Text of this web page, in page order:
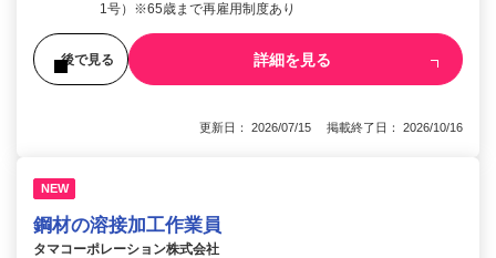
1号）※65歳まで再雇用制度あり
後で見る 詳細を見る
更新日： 2026/07/15 掲載終了日： 2026/10/16
NEW
鋼材の溶接加工作業員
タマコーポレーション株式会社